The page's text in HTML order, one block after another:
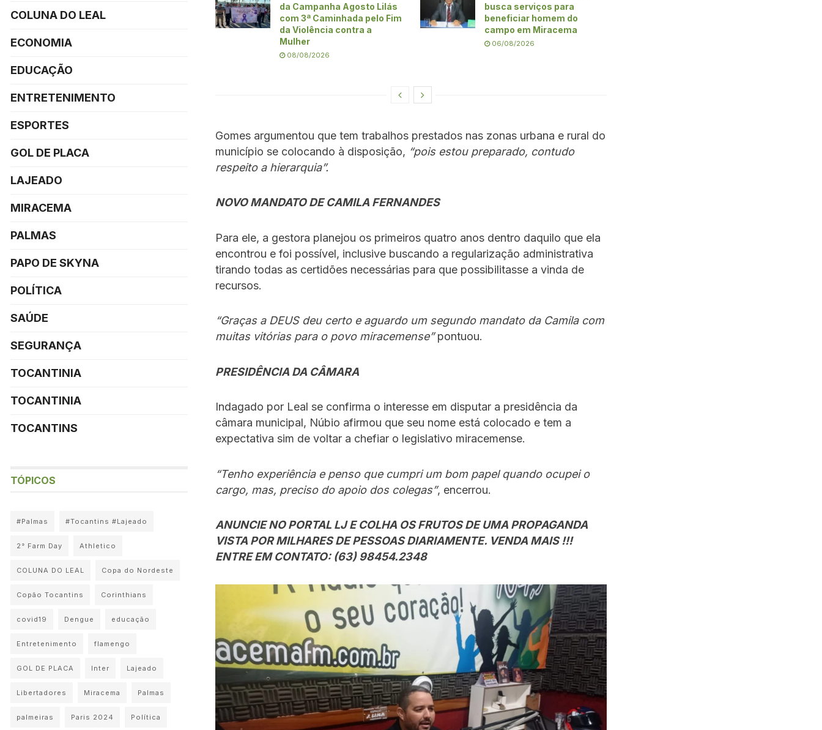
da Campanha Agosto Lilás
com 3ª Caminhada pelo Fim
da Violência contra a
Mulher
08/08/2026
busca serviços para
beneficiar homem do
campo em Miracema
06/08/2026
Gomes argumentou que tem trabalhos prestados nas zonas urbana e rural do
município se colocando à disposição, “pois estou preparado, contudo
respeito a hierarquia”.
NOVO MANDATO DE CAMILA FERNANDES
Para ele, a gestora planejou os primeiros quatro anos dentro daquilo que ela
encontrou e foi possível, inclusive buscando a regularização administrativa
tirando todas as certidões necessárias para que possibilitasse a vinda de
recursos.
“Graças a DEUS deu certo e aguardo um segundo mandato da Camila com
muitas vitórias para o povo miracemense”pontuou.
PRESIDÊNCIA DA CÂMARA
Indagado por Leal se confirma o interesse em disputar a presidência da
câmara municipal, Núbio afirmou que seu nome está colocado e tem a
expectativa sim de voltar a chefiar o legislativo miracemense.
“Tenho experiência e penso que cumpri um bom papel quando ocupei o
cargo, mas, preciso do apoio dos colegas”, encerrou.
ANUNCIE NO PORTAL LJ E COLHA OS FRUTOS DE UMA PROPAGANDA
VISTA POR MILHARES DE PESSOAS DIARIAMENTE. VENDA MAIS !!!
ENTRE EM CONTATO: (63) 98454.2348
COLUNA DO LEAL
ECONOMIA
EDUCAÇÃO
ENTRETENIMENTO
ESPORTES
GOL DE PLACA
LAJEADO
MIRACEMA
PALMAS
PAPO DE SKYNA
POLÍTICA
SAÚDE
SEGURANÇA
TOCANTINIA
TOCANTINIA
TOCANTINS
TÓPICOS
#Palmas #Tocantins #Lajeado
2° Farm Day Athletico
COLUNA DO LEAL Copa do Nordeste
Copão Tocantins Corinthians
covid19 Dengue educação
Entretenimento flamengo
GOL DE PLACA Inter Lajeado
Libertadores Miracema Palmas
palmeiras Paris 2024 Política